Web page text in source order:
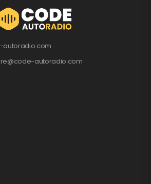
autoradio.com
autoradio.com